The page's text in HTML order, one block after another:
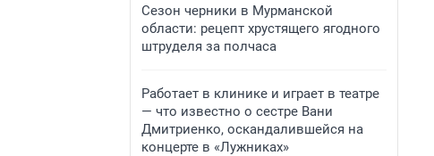
Сезон черники в Мурманской
области: рецепт хрустящего ягодного
штруделя за полчаса
Работает в клинике и играет в театре
— что известно о сестре Вани
Дмитриенко, оскандалившейся на
концерте в «Лужниках»